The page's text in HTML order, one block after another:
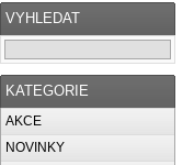
VYHLEDAT
KATEGORIE
AKCE
NOVINKY